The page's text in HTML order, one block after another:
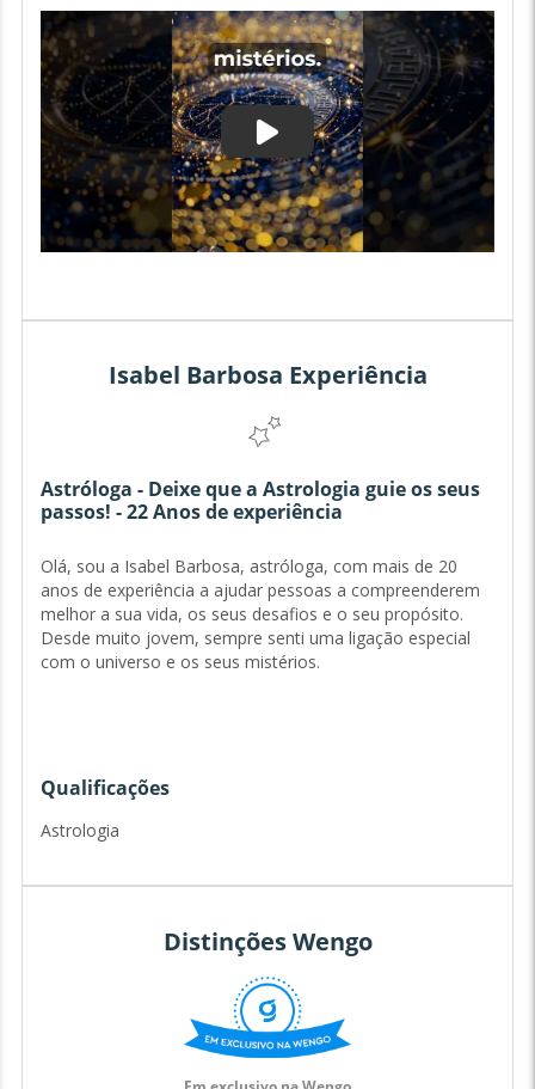
Isabel Barbosa Experiência
Astróloga - Deixe que a Astrologia guie os seus
passos! - 22 Anos de experiência
Olá, sou a Isabel Barbosa, astróloga, com mais de 20
anos de experiência a ajudar pessoas a compreenderem
melhor a sua vida, os seus desafios e o seu propósito.
Desde muito jovem, sempre senti uma ligação especial
com o universo e os seus mistérios.
pela forma como influenciam a nossa vida, comecei a
estudar Astrologia de forma autodidata, lendo todos os
livros que consegui encontrar sobre o tema. Após
especialistas de renome.
Ao longo dos anos, desenvolvi uma abordagem única que
combina a Psicologia com a Astrologia, permitindo-me
Qualificações
Astrologia
Distinções Wengo